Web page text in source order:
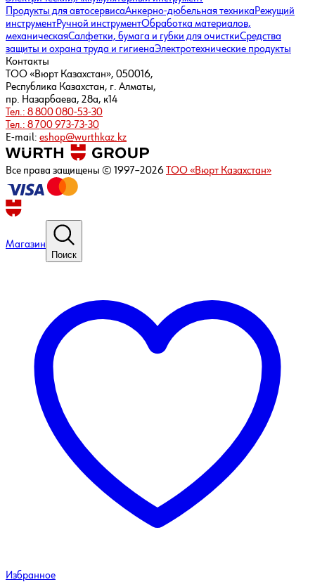
Продукты для автосервисаАнкерно-дюбельная техникаРежущий
инструментРучной инструментОбработка материалов,
механическаяСалфетки, бумага и губки для очисткиСредства
защиты и охрана труда и гигиенаЭлектротехнические продукты
Контакты
ТОО «Вюрт Казахстан», 050016,
Республика Казахстан, г. Алматы,
пр. Назарбаева, 28а, к14
Тел.: 8 800 080-53-30
Тел.: 8 700 973-73-30
E-mail: eshop@wurthkaz.kz
Все права защищены © 1997–2026 ТОО «Вюрт Казахстан»
Магазин
Поиск
Избранное